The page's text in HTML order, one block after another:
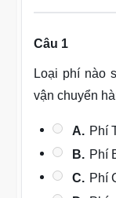
Câu 1
Loại phí nào
vận chuyển
A. Phí
B. Phí
C. Phí